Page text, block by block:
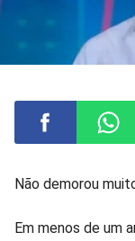
Compartilhar
no
no
Não demorou
Em menos de um